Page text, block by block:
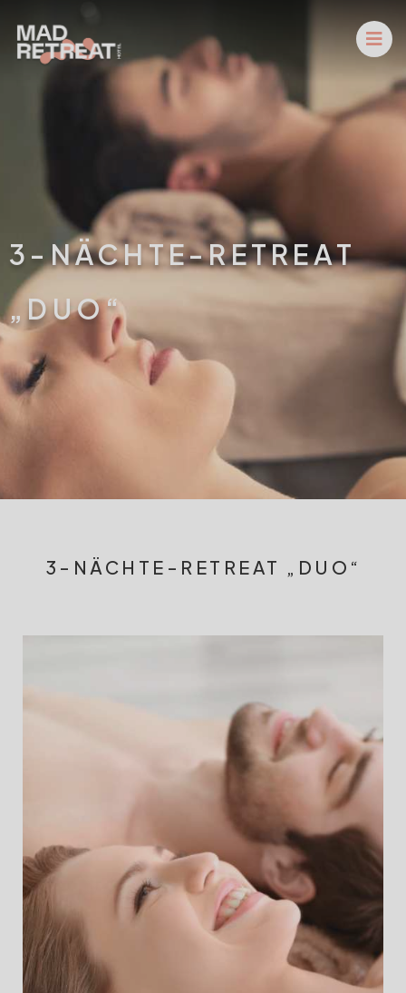
3-NÄCHTE-RETREAT
„DUO“
3-NÄCHTE-RETREAT „DUO“